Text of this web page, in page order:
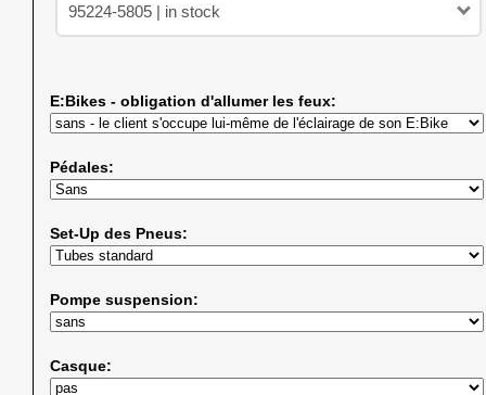
95224-5805 | in stock
E:Bikes - obligation d'allumer les feux:
Pédales:
Set-Up des Pneus:
Pompe suspension:
Casque: